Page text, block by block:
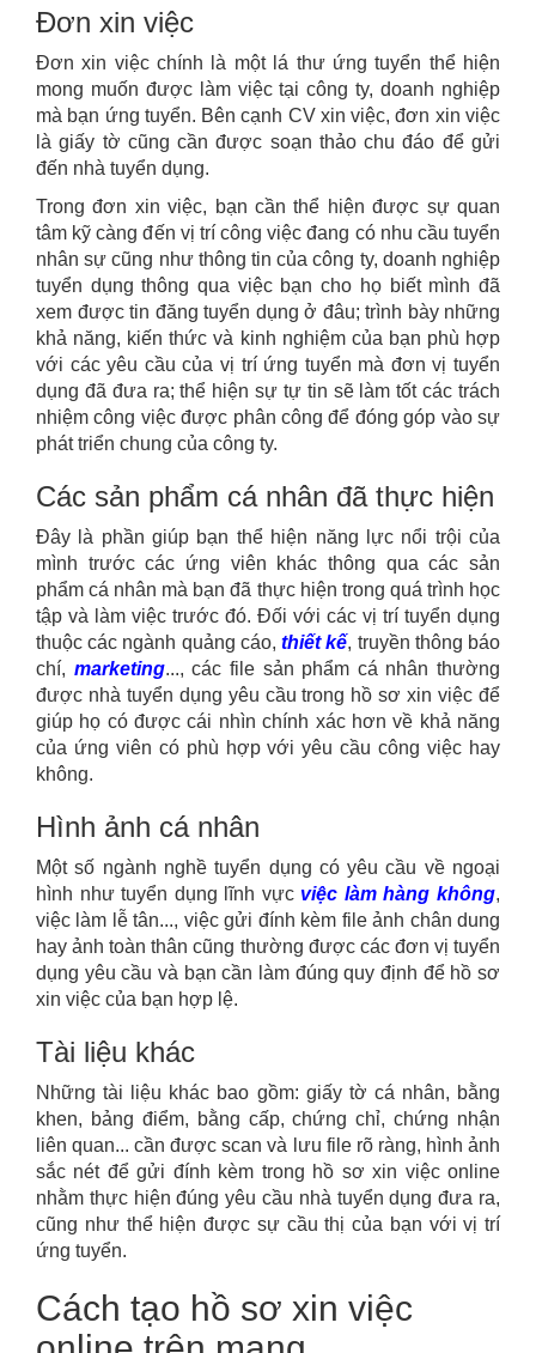
Đơn xin việc
Đơn xin việc chính là một lá thư ứng tuyển thể hiện
mong muốn được làm việc tại công ty, doanh nghiệp
mà bạn ứng tuyển. Bên cạnh CV xin việc, đơn xin việc
là giấy tờ cũng cần được soạn thảo chu đáo để gửi
đến nhà tuyển dụng.
Trong đơn xin việc, bạn cần thể hiện được sự quan
tâm kỹ càng đến vị trí công việc đang có nhu cầu tuyển
nhân sự cũng như thông tin của công ty, doanh nghiệp
tuyển dụng thông qua việc bạn cho họ biết mình đã
xem được tin đăng tuyển dụng ở đâu; trình bày những
khả năng, kiến thức và kinh nghiệm của bạn phù hợp
với các yêu cầu của vị trí ứng tuyển mà đơn vị tuyển
dụng đã đưa ra; thể hiện sự tự tin sẽ làm tốt các trách
nhiệm công việc được phân công để đóng góp vào sự
phát triển chung của công ty.
Các sản phẩm cá nhân đã thực hiện
Đây là phần giúp bạn thể hiện năng lực nổi trội của
mình trước các ứng viên khác thông qua các sản
phẩm cá nhân mà bạn đã thực hiện trong quá trình học
tập và làm việc trước đó. Đối với các vị trí tuyển dụng
thuộc các ngành quảng cáo,thiết kế, truyền thông báo
chí, marketing..., các file sản phẩm cá nhân thường
được nhà tuyển dụng yêu cầu trong hồ sơ xin việc để
giúp họ có được cái nhìn chính xác hơn về khả năng
của ứng viên có phù hợp với yêu cầu công việc hay
không.
Hình ảnh cá nhân
Một số ngành nghề tuyển dụng có yêu cầu về ngoại
hình như tuyển dụng lĩnh vực việc làm hàng không,
việc làm lễ tân..., việc gửi đính kèm file ảnh chân dung
hay ảnh toàn thân cũng thường được các đơn vị tuyển
dụng yêu cầu và bạn cần làm đúng quy định để hồ sơ
xin việc của bạn hợp lệ.
Tài liệu khác
Những tài liệu khác bao gồm: giấy tờ cá nhân, bằng
khen, bảng điểm, bằng cấp, chứng chỉ, chứng nhận
liên quan... cần được scan và lưu file rõ ràng, hình ảnh
sắc nét để gửi đính kèm trong hồ sơ xin việc online
nhằm thực hiện đúng yêu cầu nhà tuyển dụng đưa ra,
cũng như thể hiện được sự cầu thị của bạn với vị trí
ứng tuyển.
Cách tạo hồ sơ xin việc